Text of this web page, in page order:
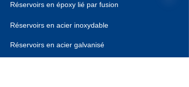
Réservoirs en époxy lié par fusion
Réservoirs en acier inoxydable
Réservoirs en acier galvanisé